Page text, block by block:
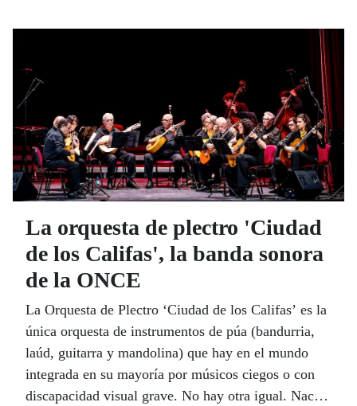
línea hacia la inclusión real de las personas con
Afiliados que nacieron el mismo año que la
ONCE comparten su memoria y sus deseos para
la ONCE del futuro.
La orquesta de plectro 'Ciudad
de los Califas', la banda sonora
de la ONCE
La Orquesta de Plectro ‘Ciudad de los Califas’ es la
única orquesta de instrumentos de púa (bandurria,
laúd, guitarra y mandolina) que hay en el mundo
integrada en su mayoría por músicos ciegos o con
discapacidad visual grave. No hay otra igual. Nació